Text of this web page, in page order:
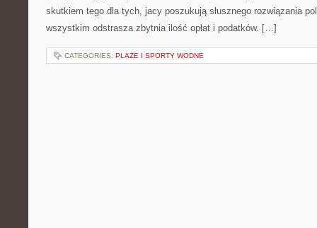
skutkiem tego dla tych, jacy poszukują słusznego rozwiązania
wszystkim odstrasza zbytnia ilość opłat i podatków. […]
CATEGORIES: PLAŻE I SPORTY WODNE